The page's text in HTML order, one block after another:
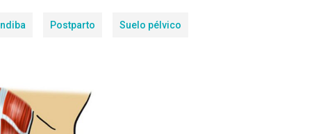
Indiba Postparto Suelo pélvico